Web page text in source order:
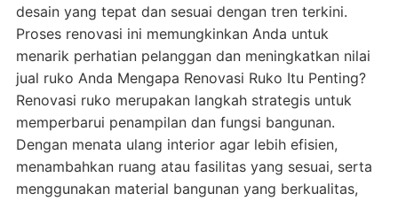
desain yang tepat dan sesuai dengan tren terkini.
Proses renovasi ini memungkinkan Anda untuk
menarik perhatian pelanggan dan meningkatkan nilai
jual ruko Anda Mengapa Renovasi Ruko Itu Penting?
Renovasi ruko merupakan langkah strategis untuk
memperbarui penampilan dan fungsi bangunan.
Dengan menata ulang interior agar lebih efisien,
menambahkan ruang atau fasilitas yang sesuai, serta
menggunakan material bangunan yang berkualitas,